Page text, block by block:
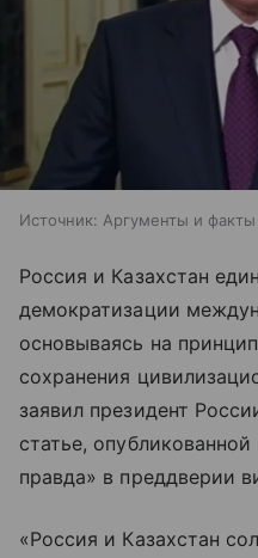
Источник: Аргументы и факты
Россия и Казахстан
демократизации
основываясь на
сохранения
заявил президент
статье,
правда» в преддверии
«Россия и Казахстан